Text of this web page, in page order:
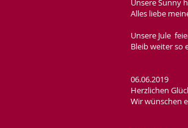
Unsere Sunny
Alles liebe
Unsere Jule
Bleib weiter so
06.06.2019
​Herzlichen
Wir wünschen